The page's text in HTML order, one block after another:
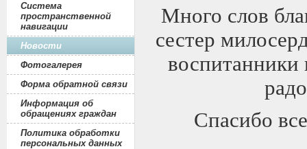
Система
пространственной
навигации
Новости
Фотогалерея
Форма обратной связи
Информация об
обращениях граждан
Политика обработки
персональных данных
Много слов
сестер
воспитанники
Спасибо